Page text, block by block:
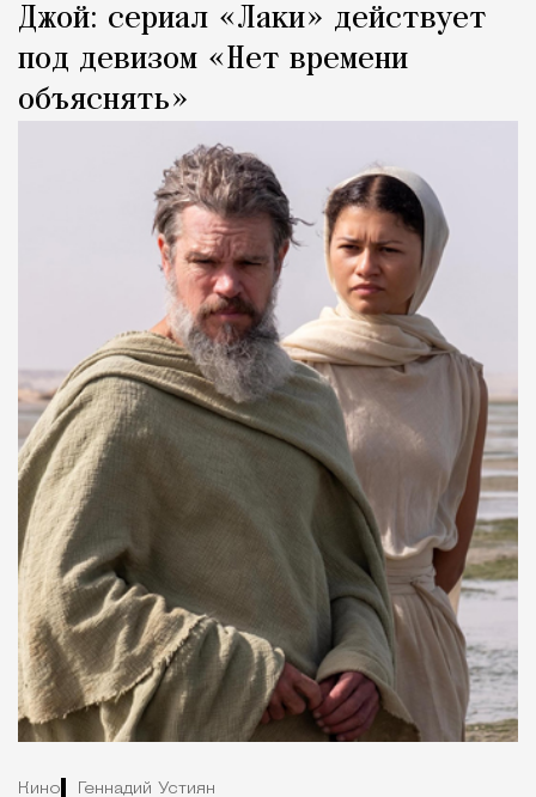
Джой: сериал «Лаки» действует
под девизом «Нет времени
объяснять»
Кино Геннадий Устиян